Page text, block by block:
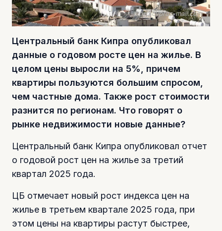
Фото cyprus-mail.com
Центральный банк Кипра опубликовал
данные о годовом росте цен на жилье. В
целом цены выросли на 5%, причем
квартиры пользуются большим спросом,
чем частные дома. Также рост стоимости
разнится по регионам. Что говорят о
рынке недвижимости новые данные?
Центральный банк Кипра опубликовал отчет
о годовой рост цен на жилье за третий
квартал 2025 года.
ЦБ отмечает новый рост индекса цен на
жилье в третьем квартале 2025 года, при
этом цены на квартиры растут быстрее,